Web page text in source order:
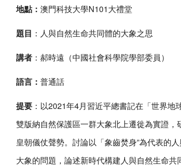
地點： 澳門科技大學N101大禮堂
題目 ：人與自然生命共同體的大象之思
講者 ：郝時遠（中國社會科學院學部委員）
語言： 普通話
提要 ：以2021年4月習近平總書記在「世界
雙版納自然保護區一群大象北上遷徙為實證
皇朝儀仗聲勢。討論以「象齒焚身”為代表的
大象的問題，論述新時代構建人與自然生命